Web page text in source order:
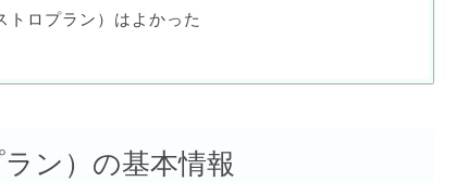
ロプラン）はよかった
ン）の基本情報